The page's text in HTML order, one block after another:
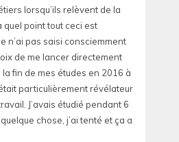
lorsqu’ils relèvent de la
quel point tout ceci est
n’ai pas saisi consciemment
de me lancer directement
fin de mes études en 2016 à
particulièrement révélateur
J’avais étudié pendant 6
chose, j’ai tenté et ça a